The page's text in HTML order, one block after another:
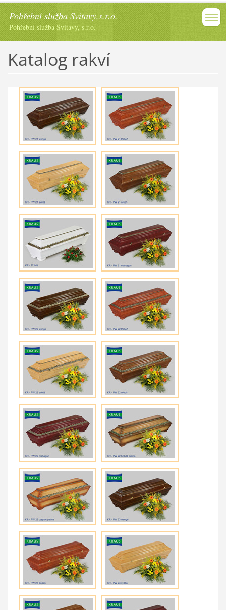
Pohřební služba Svitavy,s.r.o.
Pohřební služba Svitavy, s.r.o.
Katalog rakví